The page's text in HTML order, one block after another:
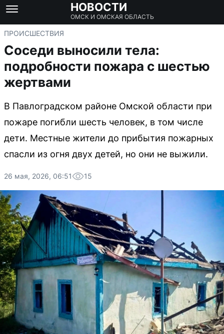
НОВОСТИ
ОМСК И ОМСКАЯ ОБЛАСТЬ
ПРОИСШЕСТВИЯ
Соседи выносили тела:
подробности пожара с шестью
жертвами
В Павлоградском районе Омской области при
пожаре погибли шесть человек, в том числе
дети. Местные жители до прибытия пожарных
спасли из огня двух детей, но они не выжили.
26 мая, 2026, 06:51 15